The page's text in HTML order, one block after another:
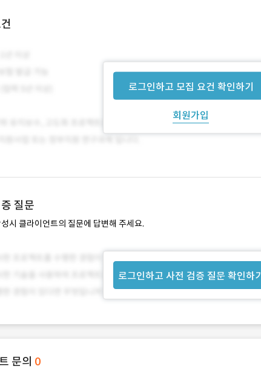
로그인하고 모집 요건 확인하기
회원가입
질문
시 클라이언트의 질문에 답변해 주세요.
로그인하고 사전 검증 질문 확인하기
문의 0